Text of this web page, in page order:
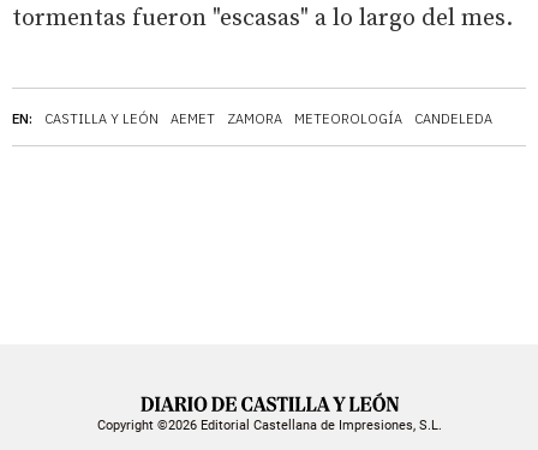
EN: CASTILLA Y LEÓN AEMET ZAMORA METEOROLOGÍA CANDELEDA
tormentas fueron "escasas" a lo largo del mes.
Copyright ©2026 Editorial Castellana de Impresiones, S.L.